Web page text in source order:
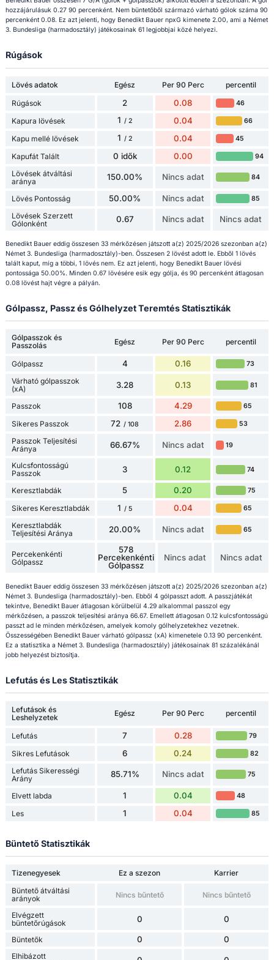
hozzájárulásuk 0.27 90 percenként. Nem büntetőből származó várható gólok száma 90
percenként 0.08. Ez azt jelenti, hogy Benedikt Bauer npxG kimenete 2.00, ami a Német
3. Bundesliga (harmadosztály) játékosainak 61 legjobbjai közé helyezi.
Rúgások
Lövés adatok Egész Per 90 Perc
percentil
Rúgások
2 0.08 46
Kapura lövések 1 / 2 0.04 66
Kapu mellé lövések 1 / 2 0.04 45
Kapufát Talált 0 idők 0.00 94
Lövések átváltási
aránya
150.00% Nincs adat 84
Lövés Pontosság 50.00% Nincs adat 85
Lövések Szerzett
Gólonként
0.67 Nincs adat Nincs adat
Benedikt Bauer eddig összesen 33 mérkőzésen játszott a(z) 2025/2026 szezonban a(z)
Német 3. Bundesliga (harmadosztály)-ben. Összesen 2 lövést adott le. Ebből 1 lövés
talált kaput, míg a többi, 1 lövés nem. Ez azt jelenti, hogy Benedikt Bauer lövési
pontossága 50.00%. Minden 0.67 lövésére esik egy gólja, és 90 percenként átlagosan
0.08 lövést hajt végre a pályán.
Gólpassz, Passz és Gólhelyzet Teremtés Statisztikák
Gólpasszok és
Passzolás
Egész Per 90 Perc percentil
Gólpassz 4 0.16 73
Várható gólpasszok
(xA)
3.28 0.13 81
Passzok 108 4.29 65
Sikeres Passzok 72 / 108 2.86 53
Passzok Teljesítési
Aránya
66.67% Nincs adat 19
Kulcsfontosságú
Passzok
3 0.12 74
Keresztlabdák 5 0.20 75
Sikeres Keresztlabdák 1 / 5 0.04 65
Keresztlabdák
Teljesítési Aránya
20.00% Nincs adat 65
Percekenkénti
Gólpassz
578
Percekenkénti
Gólpassz
Nincs adat Nincs adat
Benedikt Bauer eddig összesen 33 mérkőzésen játszott a(z) 2025/2026 szezonban a(z)
Német 3. Bundesliga (harmadosztály)-ben. Ebből 4 gólpasszt adott. A passzjátékát
tekintve, Benedikt Bauer átlagosan körülbelül 4.29 alkalommal passzol egy
mérkőzésen, a passzok teljesítési aránya 66.67. Emellett átlagosan 0.12 kulcsfontosságú
passzt ad le minden mérkőzésen, amelyek komoly gólhelyzetekhez vezetnek.
Összességében Benedikt Bauer várható gólpassz (xA) kimenetele 0.13 90 percenként.
Ez a statisztika a Német 3. Bundesliga (harmadosztály) játékosainak 81 százalékánál
jobb helyezést biztosítja.
Lefutás és Les Statisztikák
Lefutások és
Leshelyzetek
Egész Per 90 Perc percentil
Lefutás 7 0.28 79
Sikres Lefutások 6 0.24 82
Lefutás Sikerességi
Arány
85.71% Nincs adat 75
Elvett labda 1 0.04 48
Les 1 0.04 85
Büntető Statisztikák
Tizenegyesek Ez a szezon
Karrier
Büntető átváltási
arányok
Nincs bűntető Nincs bűntető
Elvégzett
büntetőrúgások
0 0
Büntetők 0 0
Elhibázott